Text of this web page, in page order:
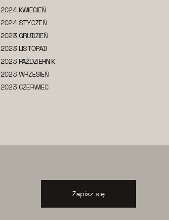
2024 KWIECIEŃ
2024 STYCZEŃ
2023 GRUDZIEŃ
2023 LISTOPAD
2023 PAŹDZIERNIK
2023 WRZESIEŃ
2023 CZERWIEC
Zapisz się